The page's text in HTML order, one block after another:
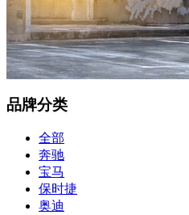
品牌分类
全部
奔驰
宝马
保时捷
奥迪